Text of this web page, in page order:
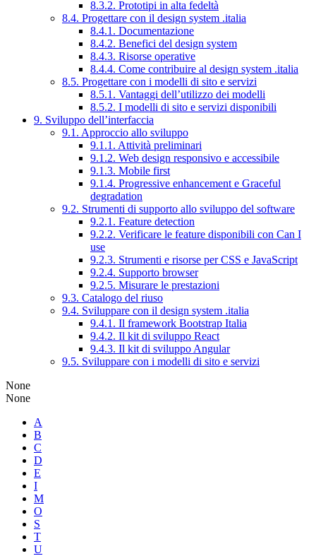
8.3.2. Prototipi in alta fedeltà
8.4. Progettare con il design system .italia
8.4.1. Documentazione
8.4.2. Benefici del design system
8.4.3. Risorse operative
8.4.4. Come contribuire al design system .italia
8.5. Progettare con i modelli di sito e servizi
8.5.1. Vantaggi dell’utilizzo dei modelli
8.5.2. I modelli di sito e servizi disponibili
9. Sviluppo dell’interfaccia
9.1. Approccio allo sviluppo
9.1.1. Attività preliminari
9.1.2. Web design responsivo e accessibile
9.1.3. Mobile first
9.1.4. Progressive enhancement e Graceful
degradation
9.2. Strumenti di supporto allo sviluppo del software
9.2.1. Feature detection
9.2.2. Verificare le feature disponibili con Can I
use
9.2.3. Strumenti e risorse per CSS e JavaScript
9.2.4. Supporto browser
9.2.5. Misurare le prestazioni
9.3. Catalogo del riuso
9.4. Sviluppare con il design system .italia
9.4.1. Il framework Bootstrap Italia
9.4.2. Il kit di sviluppo React
9.4.3. Il kit di sviluppo Angular
9.5. Sviluppare con i modelli di sito e servizi
None
None
A
B
C
D
E
I
M
O
S
T
U